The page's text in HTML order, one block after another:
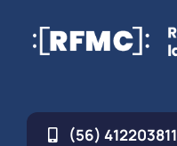
(56) 412203811